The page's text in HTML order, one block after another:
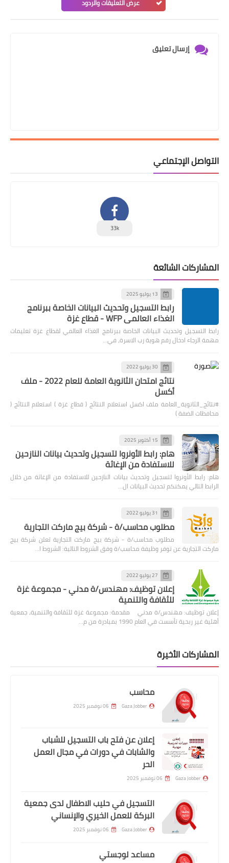
عرض التعليقات والردود
إرسال تعليق
التواصل الإجتماعي
33k
المشاركات الشائعة
13 يوليو 2025
رابط التسجيل وتحديث البيانات الخاصة ببرنامج
الغذاء العالمي WFP - قطاع غزة
رابط التسجيل وتحديث البيانات الخاصة ببرنامج الغذاء العالمي لقطاع غزة تعليمات
مهمة الرجاء ادخال رقم هوية رب الاسرة، في…
30 يوليو 2022
نتائج امتحان الثانوية العامة للعام 2022 - ملف
أكسل
#نتائج_الثانوية_العامة ملف اكسل استعلام النتائج ( قطاع غزة ) استعلام النتائج (
محافظات الضفة )
15 أكتوبر 2025
هام: رابط الأونروا لتسجيل وتحديث بيانات النازحين
للاستفادة من الإغاثة
هام: رابط الأونروا لتسجيل وتحديث بيانات النازحين للاستفادة من الإغاثة من خلال
الرابط التالي يمكنكم تحديث البيانات ال…
31 يوليو 2022
مطلوب محاسب/ة - شركة بيج ماركت التجارية
مطلوب محاسب/ة - شركة بيج ماركت التجارية تعلن شركة بيج
ماركت التجارية عن توفر وظيفة محاسب/ة وفق الشروط التالية: الشروط ا…
27 يوليو 2022
إعلان توظيف: مهندس/ة مدني - مجموعة غزة
للثقافة والتنمية
إعلان توظيف: مهندس/ة مدني مقدمة: مجموعة غزة للثقافة والتنمية، جمعية
أهلية غير ربحية تأسست في العام 1990 بمبادرة من م…
المشاركات الأخيرة
محاسب
Gaza Jobber 06 نوفمبر 2025
إعلان عن فتح باب التسجيل للشباب
والشابات في دورات في مجال العمل
الحر
Gaza Jobber 06 نوفمبر 2025
التسجيل في حليب الاطفال لدى جمعية
البركة للعمل الخيري والإنساني
Gaza Jobber 06 نوفمبر 2025
مساعد لوجستي